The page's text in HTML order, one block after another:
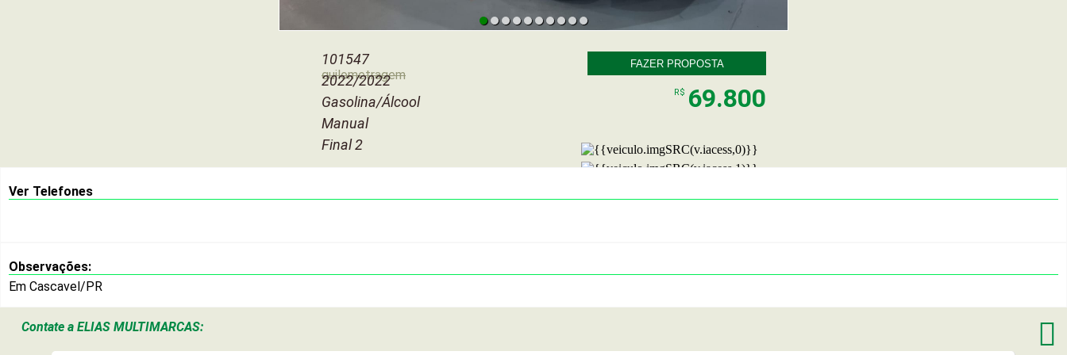
101547
quilometragem
2022/2022
Gasolina/Álcool
Manual
Final 2
FAZER PROPOSTA
R$ 69.800
Ver Telefones
Observações:
Em Cascavel/PR
Contate a ELIAS MULTIMARCAS: 